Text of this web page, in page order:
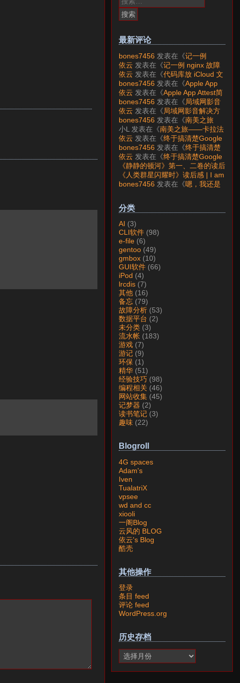
索：
最新评论
bones7456 发表在《记一例
nginx 故障分析》
依云 发表在《记一例 nginx 故障
分析 》
依云 发表在《代码库放 iCloud 文
件夹会怎样？》
bones7456 发表在《Apple App
Attest简介》
依云 发表在《Apple App Attest简
介》
bones7456 发表在《局域网影音
解决方案——Jellyfin》
依云 发表在《局域网影音解决方
案——Jellyfin》
bones7456 发表在《南美之旅
——卡拉法特看莫雷诺大冰川》
小L 发表在《南美之旅——卡拉法
特看莫雷诺大冰川》
依云 发表在《终于搞清楚Google
账号的所属国家的逻辑了》
bones7456 发表在《终于搞清楚
Google账号的所属国家的逻辑
了》
依云 发表在《终于搞清楚Google
账号的所属国家的逻辑了》
《静静的顿河》第一、二卷的读后
感 | I am LAZY bones?发表在
《《人类群星闪耀时》读后感》
《人类群星闪耀时》读后感 | I am
LAZY bones?发表在《
《显微镜
bones7456 发表在《嗯，我还是
分类
AI (3)
CLI软件 (98)
e-file (6)
gentoo (49)
gmbox (10)
GUI软件 (66)
iPod (4)
lrcdis (7)
其他 (16)
备忘 (79)
故障分析 (53)
数据平台 (2)
未分类 (3)
流水帐 (183)
游戏 (7)
游记 (9)
环保 (1)
精华 (51)
经验技巧 (98)
编程相关 (46)
网站收集 (45)
记梦器 (2)
读书笔记 (3)
趣味 (22)
Blogroll
4G spaces
Adam's
Iven
TualatriX
vpsee
wd and cc
xiooli
一阁Blog
云风的 BLOG
依云's Blog
酷壳
其他操作
登录
条目 feed
评论 feed
WordPress.org
历史存档